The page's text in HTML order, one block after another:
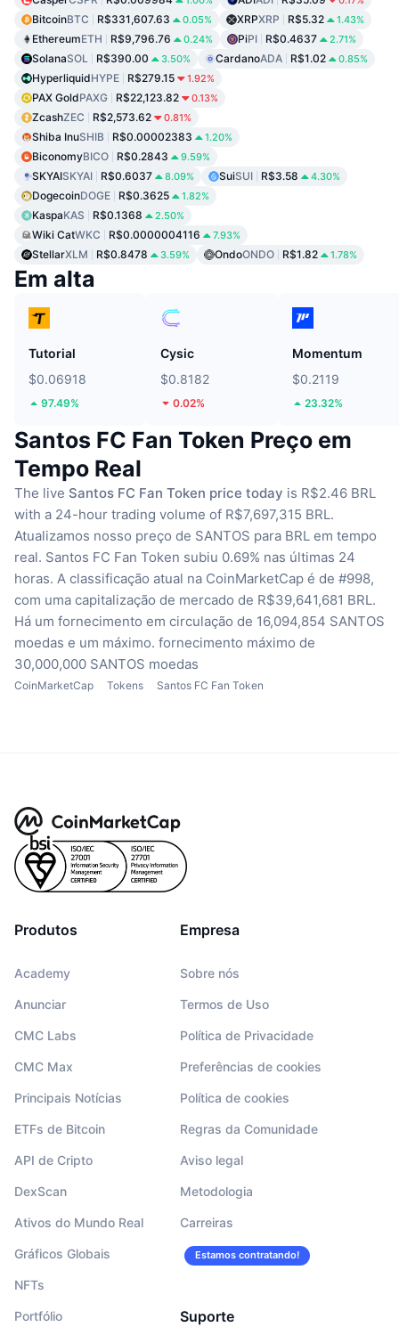
BitcoinBTC R$331,607.63 0.05% XRPXRP R$5.32 1.43%
EthereumETH R$9,796.76 0.24% PiPI R$0.4637 2.71%
SolanaSOL R$390.00 3.50% CardanoADA R$1.02 0.85%
HyperliquidHYPE R$279.15 1.92%
PAX GoldPAXG R$22,123.82 0.13%
ZcashZEC R$2,573.62 0.81%
Shiba InuSHIB R$0.00002383 1.20%
BiconomyBICO R$0.2843 9.59%
SKYAISKYAI R$0.6037 8.09% SuiSUI R$3.58 4.30%
DogecoinDOGE R$0.3625 1.82%
KaspaKAS R$0.1368 2.50%
Wiki CatWKC R$0.0000004116 7.93%
StellarXLM R$0.8478 3.59% OndoONDO R$1.82 1.78%
Em alta
Tutorial
$0.06918
97.49%
Cysic
$0.8182
0.02%
Momentum
$0.2119
23.32%
Santos FC Fan Token Preço em
Tempo Real
The live Santos FC Fan Token price today is R$2.46 BRL
with a 24-hour trading volume of R$7,697,315 BRL.
Atualizamos nosso preço de SANTOS para BRL em tempo
real. Santos FC Fan Token subiu 0.69% nas últimas 24
horas. A classificação atual na CoinMarketCap é de #998,
com uma capitalização de mercado de R$39,641,681 BRL.
Há um fornecimento em circulação de 16,094,854 SANTOS
moedas e um máximo. fornecimento máximo de
30,000,000 SANTOS moedas
CoinMarketCap Tokens Santos FC Fan Token
Produtos
Academy
Anunciar
CMC Labs
CMC Max
Principais Notícias
ETFs de Bitcoin
API de Cripto
DexScan
Ativos do Mundo Real
Gráficos Globais
NFTs
Portfólio
Empresa
Sobre nós
Termos de Uso
Política de Privacidade
Preferências de cookies
Política de cookies
Regras da Comunidade
Aviso legal
Metodologia
Carreiras
Estamos contratando!
Suporte